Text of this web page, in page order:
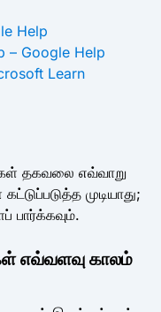
Help
– Google Help
Learn
தகவலை எவ்வாறு
முடியாது;
எவ்வளவு காலம்